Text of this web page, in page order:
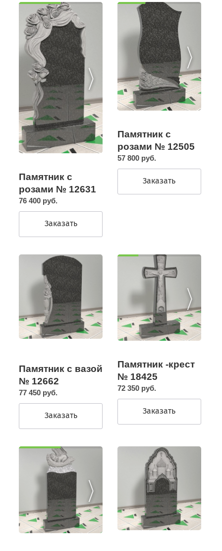
Памятник с
розами № 12631
76 400 руб.
Заказать
Памятник с
розами № 12505
57 800 руб.
Заказать
Памятник с вазой
№ 12662
77 450 руб.
Заказать
Памятник -крест
№ 18425
72 350 руб.
Заказать